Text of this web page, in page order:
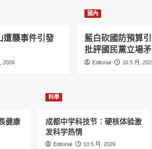
遭襲事件引發
2026
國內
藍白砍國防預算
批評國民黨立場
Editorial 10 5 月,
健康
科學
成都中学科技节：硬核体验激
发科学热情
Editorial 10 5 月, 2026